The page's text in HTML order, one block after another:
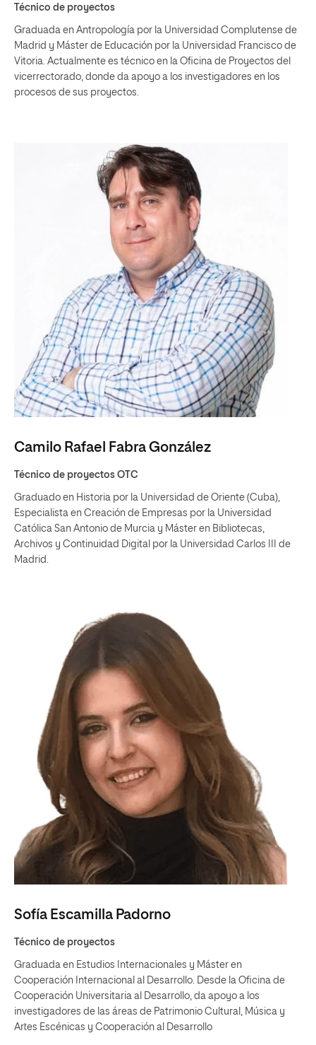
Técnico de proyectos
Graduada en Antropología por la Universidad Complutense de
Madrid y Máster de Educación por la Universidad Francisco de
Vitoria. Actualmente es técnico en la Oficina de Proyectos del
vicerrectorado, donde da apoyo a los investigadores en los
procesos de sus proyectos.
Camilo Rafael Fabra González
Técnico de proyectos OTC
Graduado en Historia por la Universidad de Oriente (Cuba),
Especialista en Creación de Empresas por la Universidad
Católica San Antonio de Murcia y Máster en Bibliotecas,
Archivos y Continuidad Digital por la Universidad Carlos III de
Madrid.
Sofía Escamilla Padorno
Técnico de proyectos
Graduada en Estudios Internacionales y Máster en
Cooperación Internacional al Desarrollo. Desde la Oficina de
Cooperación Universitaria al Desarrollo, da apoyo a los
investigadores de las áreas de Patrimonio Cultural, Música y
Artes Escénicas y Cooperación al Desarrollo